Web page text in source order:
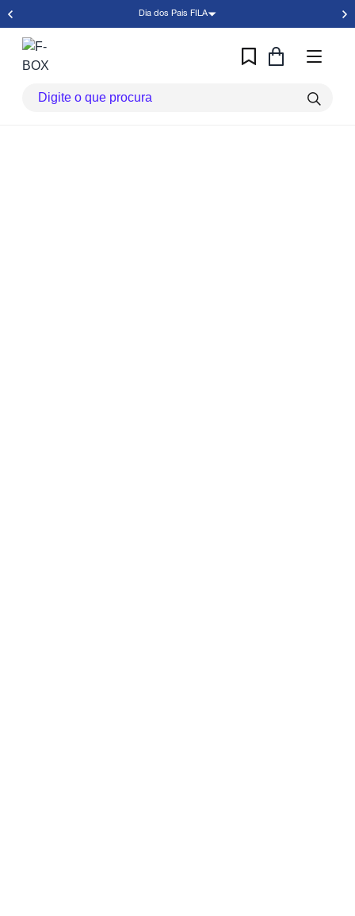
Dia dos Pais FILA